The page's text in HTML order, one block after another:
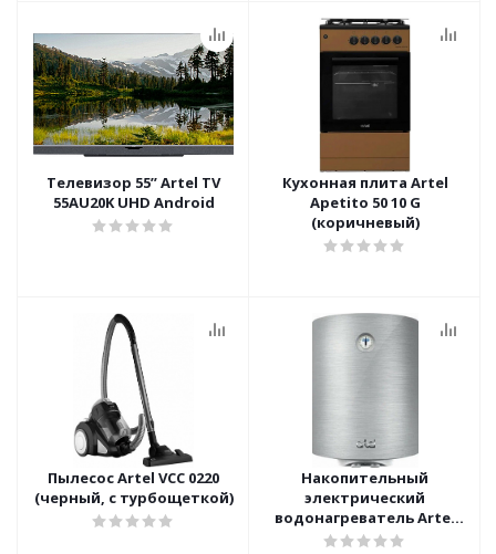
Телевизор 55’’ Artel TV
55AU20K UHD Android
Кухонная плита Artel
Apetito 50 10 G
(коричневый)
Пылесос Artel VCC 0220
(черный, с турбощеткой)
Накопительный
электрический
водонагреватель Artel
ART WH 1.5 50 Steel